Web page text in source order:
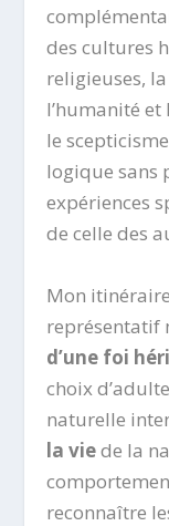
des cultures
religieuses,
l’humanité et
le
logique sans
expériences
de celle des
Mon
représentatif
d’une foi
choix
naturelle
la viede la
reconnaître